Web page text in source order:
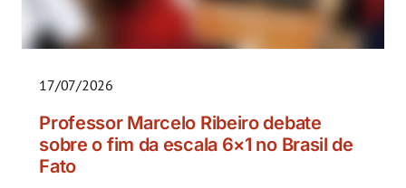
17/07/2026
Professor Marcelo Ribeiro debate
sobre o fim da escala 6×1 no Brasil de
Fato